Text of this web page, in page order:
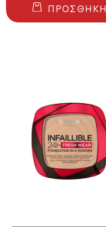
ΠΡΟΣΘΉΚΗ